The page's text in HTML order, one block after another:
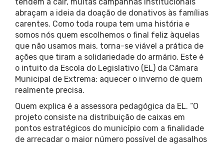
abraçam a ideia da doação de donativos às famílias
carentes. Como toda roupa tem uma história e
somos nós quem escolhemos o final feliz àquelas
que não usamos mais, torna-se viável a prática de
ações que tiram a solidariedade do armário. Este é
o intuito da Escola do Legislativo (EL) da Câmara
Municipal de Extrema: aquecer o inverno de quem
realmente precisa.
Quem explica é a assessora pedagógica da EL. “O
projeto consiste na distribuição de caixas em
pontos estratégicos do município com a finalidade
de arrecadar o maior número possível de agasalhos